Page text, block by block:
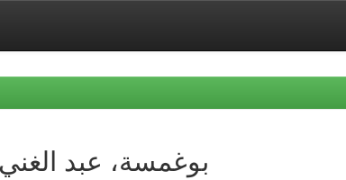
Browsing by Author بوغمسة، عبد الغني